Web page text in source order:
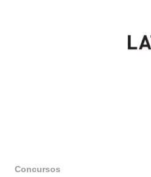
Concursos